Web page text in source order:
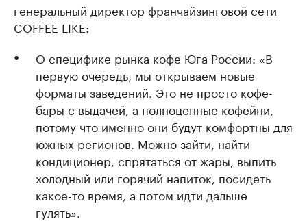
генеральный директор франчайзинговой сети
COFFEE LIKE:
О специфике рынка кофе Юга России: «В
первую очередь, мы открываем новые
форматы заведений. Это не просто кофе-
бары с выдачей, а полноценные кофейни,
потому что именно они будут комфортны для
южных регионов. Можно зайти, найти
кондиционер, спрятаться от жары, выпить
холодный или горячий напиток, посидеть
какое-то время, а потом идти дальше
гулять».